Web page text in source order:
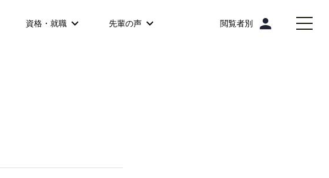
資格・就職 先輩の声 閲覧者別 person